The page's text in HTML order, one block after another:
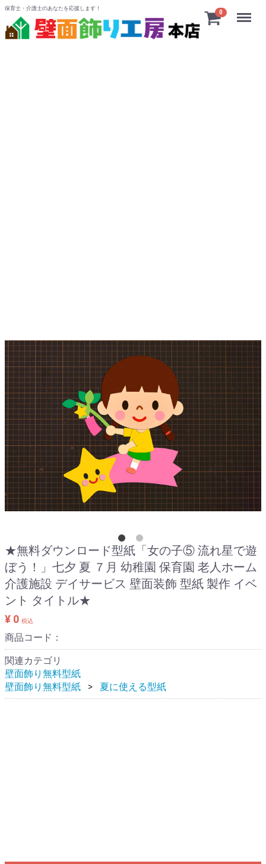
保育士・介護士のあなたを応援します！
0 Menu
★無料ダウンロード型紙「女の子⑤ 流れ星で遊
ぼう！」七夕 夏 ７月 幼稚園 保育園 老人ホーム
介護施設 デイサービス 壁面装飾 型紙 製作 イベ
ント タイトル★
¥ 0 税込
商品コード：
関連カテゴリ
壁面飾り無料型紙
壁面飾り無料型紙
夏に使える型紙